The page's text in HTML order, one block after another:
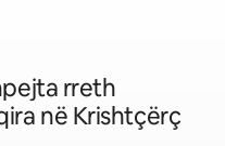
rreth
në Krishtçërç